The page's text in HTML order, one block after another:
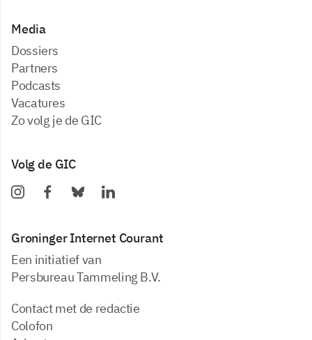
Media
dossiers
partners
podcasts
vacatures
zo volg je de GIC
Volg de GIC
Groninger Internet Courant
Een initiatief van
Persbureau Tammeling B.V.
Contact met de redactie
Colofon